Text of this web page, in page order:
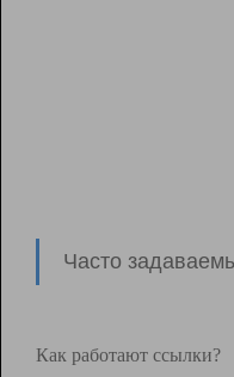
Часто
Как работают ссылки?